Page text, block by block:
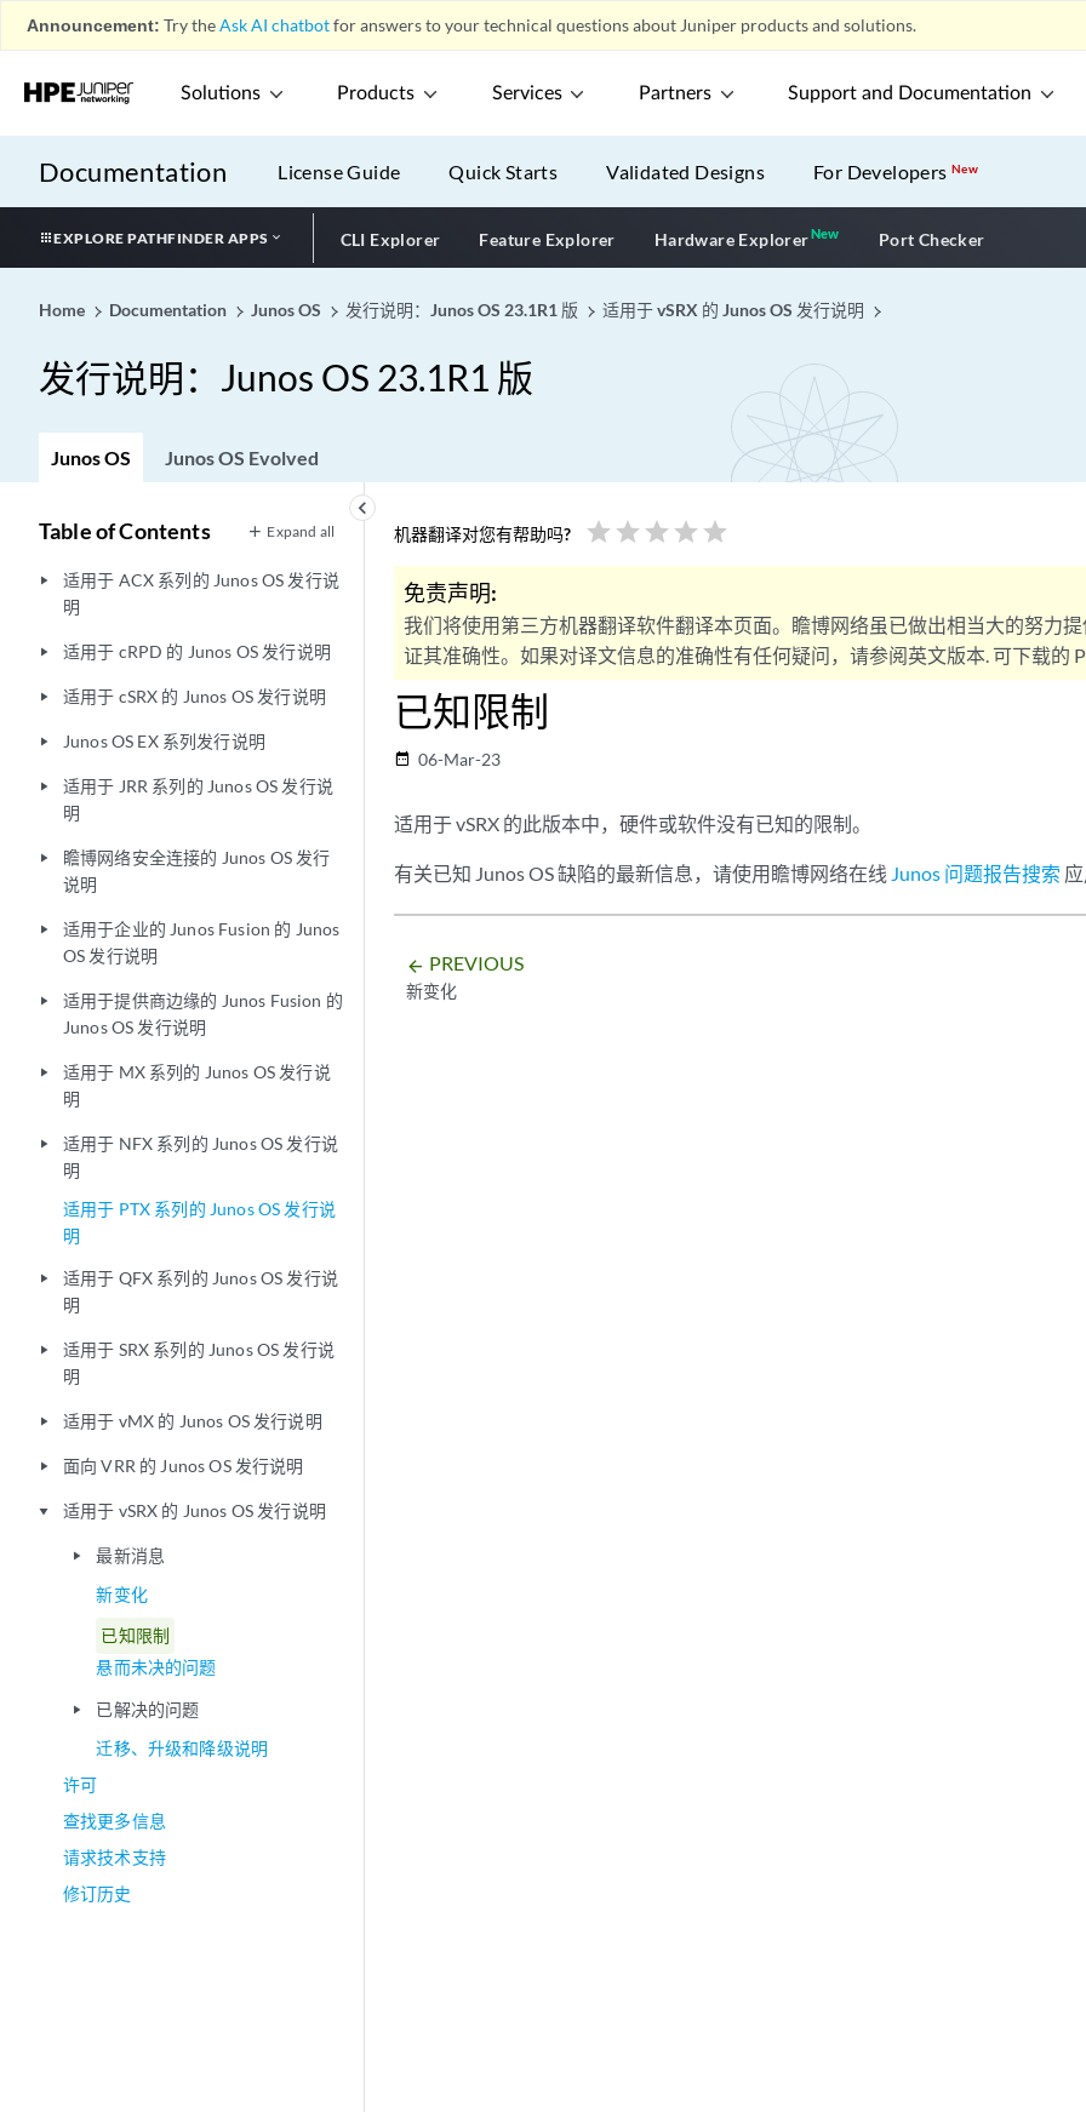
Announcement: Try theAsk AI chatbotfor answers to your technical questions about Juniper products and solutions.
Solutions Products Services Partners Support and Documentation
Documentation License Guide Quick Starts Validated Designs For DevelopersNew
EXPLORE PATHFINDER APPS CLI Explorer Feature Explorer Hardware ExplorerNewNew application
Port Checker
Home Documentation Junos OS 发行说明：Junos OS 23.1R1 版 适用于 vSRX 的 Junos OS 发行说明
发行说明：Junos OS 23.1R1 版
Junos OS Junos OS Evolved
keyboard_arrow_left
Table of Contents Expand all
play_arrow
适用于 ACX 系列的 Junos OS 发行说
明
play_arrow 适用于 cRPD 的 Junos OS 发行说明
play_arrow 适用于 cSRX 的 Junos OS 发行说明
play_arrow Junos OS EX 系列发行说明
play_arrow
适用于 JRR 系列的 Junos OS 发行说
明
play_arrow
瞻博网络安全连接的 Junos OS 发行
说明
play_arrow
适用于企业的 Junos Fusion 的 Junos
OS 发行说明
play_arrow
适用于提供商边缘的 Junos Fusion 的
Junos OS 发行说明
play_arrow
适用于 MX 系列的 Junos OS 发行说
明
play_arrow
适用于 NFX 系列的 Junos OS 发行说
明
适用于 PTX 系列的 Junos OS 发行说
明
play_arrow
适用于 QFX 系列的 Junos OS 发行说
明
play_arrow
适用于 SRX 系列的 Junos OS 发行说
明
play_arrow 适用于 vMX 的 Junos OS 发行说明
play_arrow 面向 VRR 的 Junos OS 发行说明
play_arrow 适用于 vSRX 的 Junos OS 发行说明
play_arrow
最新消息
新变化
已知限制
悬而未决的问题
play_arrow
已解决的问题
迁移、升级和降级说明
许可
查找更多信息
请求技术支持
修订历史
机器翻译对您有帮助吗? star star star star star
免责声明:
我们将使用第三方机器翻译软件翻译本页面。瞻博网络虽已做出相当大的努力
证其准确性。如果对译文信息的准确性有任何疑问，请参阅英文版本. 可下载的
已知限制
date_range 06-Mar-23
适用于 vSRX 的此版本中，硬件或软件没有已知的限制。
有关已知 Junos OS 缺陷的最新信息，请使用瞻博网络在线 Junos 问题报告搜索
arrow_backward PREVIOUS
新变化